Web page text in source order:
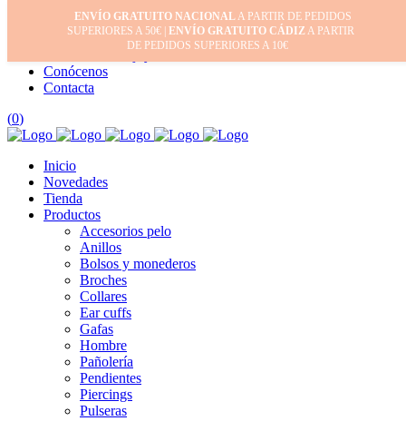
Inicio
Mi cuenta
Conócenos
Contacta
(0)
Inicio
Novedades
Tienda
Productos
Accesorios pelo
Anillos
Bolsos y monederos
Broches
Collares
Ear cuffs
Gafas
Hombre
Pañolería
Pendientes
Piercings
Pulseras
ENVÍO GRATUITO NACIONALA PARTIR DE PEDIDOS
SUPERIORES A 50€ | ENVÍO GRATUITO CÁDIZA PARTIR
DE PEDIDOS SUPERIORES A 10€